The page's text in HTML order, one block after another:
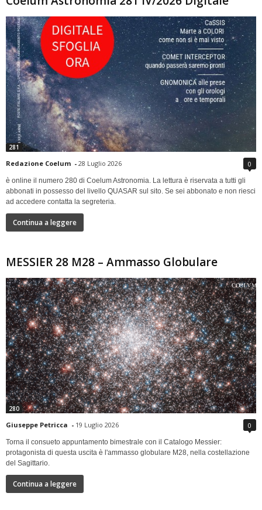
281
Redazione Coelum - 28 Luglio 2026 0
è online il numero 280 di Coelum Astronomia. La lettura è riservata a tutti gli
abbonati in possesso del livello QUASAR sul sito. Se sei abbonato e non riesci
ad accedere contatta la segreteria.
Continua a leggere
MESSIER 28 M28 – Ammasso Globulare
280
Giuseppe Petricca - 19 Luglio 2026 0
Torna il consueto appuntamento bimestrale con il Catalogo Messier:
protagonista di questa uscita è l'ammasso globulare M28, nella costellazione
del Sagittario.
Continua a leggere